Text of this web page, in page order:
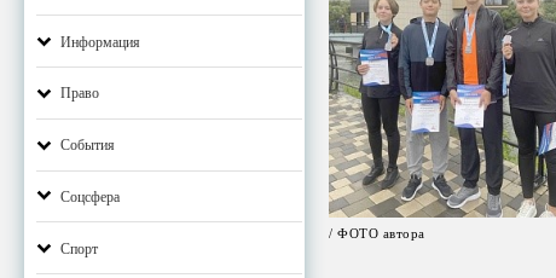
Информация
Право
События
Соцсфера
Спорт
/ ФОТО автора